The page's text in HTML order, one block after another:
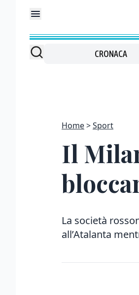
CRONACA
Home Sport
Il
La società
all’Atalanta